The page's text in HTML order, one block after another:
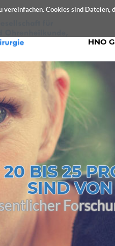
vereinfachen. Cookies sind
HNO
20 BIS 25
SIND